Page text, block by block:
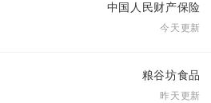
中国人民财产保险
今天更新
粮谷坊食品
昨天更新